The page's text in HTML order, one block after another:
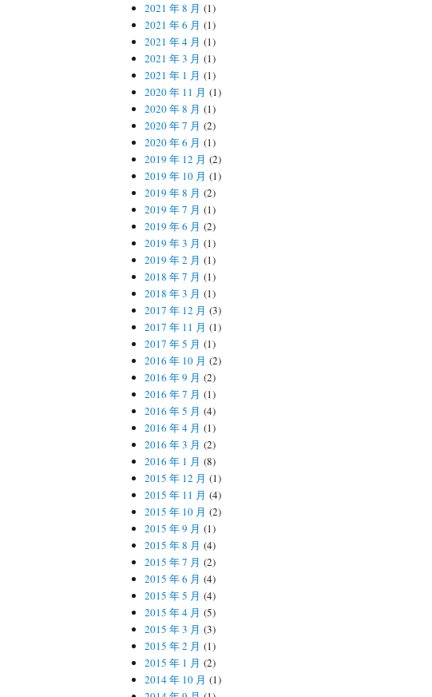
2021 年 8 月 (1)
2021 年 6 月 (1)
2021 年 4 月 (1)
2021 年 3 月 (1)
2021 年 1 月 (1)
2020 年 11 月 (1)
2020 年 8 月 (1)
2020 年 7 月 (2)
2020 年 6 月 (1)
2019 年 12 月 (2)
2019 年 10 月 (1)
2019 年 8 月 (2)
2019 年 7 月 (1)
2019 年 6 月 (2)
2019 年 3 月 (1)
2019 年 2 月 (1)
2018 年 7 月 (1)
2018 年 3 月 (1)
2017 年 12 月 (3)
2017 年 11 月 (1)
2017 年 5 月 (1)
2016 年 10 月 (2)
2016 年 9 月 (2)
2016 年 7 月 (1)
2016 年 5 月 (4)
2016 年 4 月 (1)
2016 年 3 月 (2)
2016 年 1 月 (8)
2015 年 12 月 (1)
2015 年 11 月 (4)
2015 年 10 月 (2)
2015 年 9 月 (1)
2015 年 8 月 (4)
2015 年 7 月 (2)
2015 年 6 月 (4)
2015 年 5 月 (4)
2015 年 4 月 (5)
2015 年 3 月 (3)
2015 年 2 月 (1)
2015 年 1 月 (2)
2014 年 10 月 (1)